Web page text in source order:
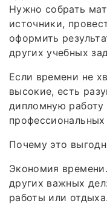
Нужно собрать
источники,
оформить
других учебных
Если времени не
высокие, есть
дипломную работу
профессиональных
Почему это
Экономия
других важных
работы или отдыха.